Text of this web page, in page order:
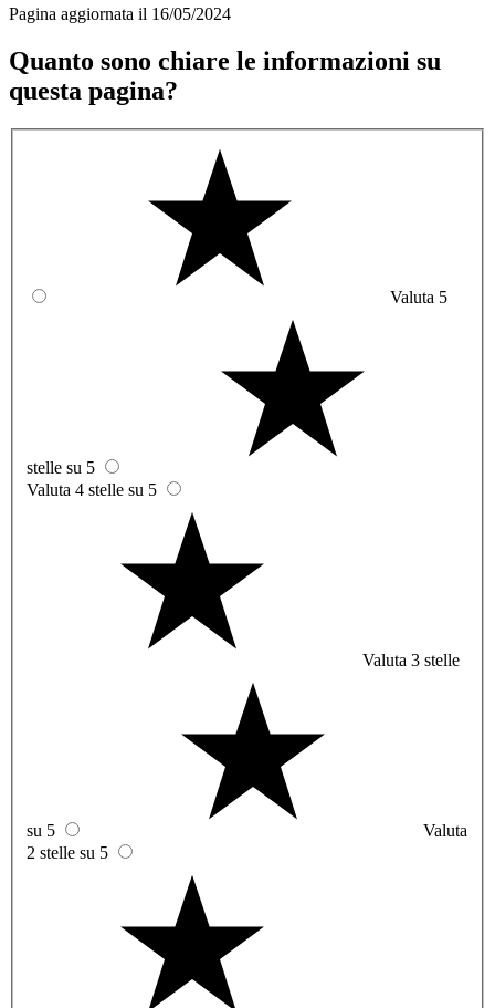
Pagina aggiornata il 16/05/2024
Quanto sono chiare le informazioni su
questa pagina?
Valuta 5
stelle su 5
Valuta 4 stelle su 5
Valuta 3 stelle
su 5
Valuta
2 stelle su 5